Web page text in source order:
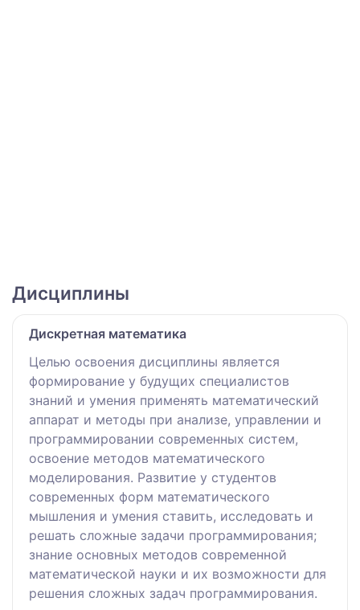
Дисциплины
Дискретная математика
Целью освоения дисциплины является
формирование у будущих специалистов
знаний и умения применять математический
аппарат и методы при анализе, управлении и
программировании современных систем,
освоение методов математического
моделирования. Развитие у студентов
современных форм математического
мышления и умения ставить, исследовать и
решать сложные задачи программирования;
знание основных методов современной
математической науки и их возможности для
решения сложных задач программирования.